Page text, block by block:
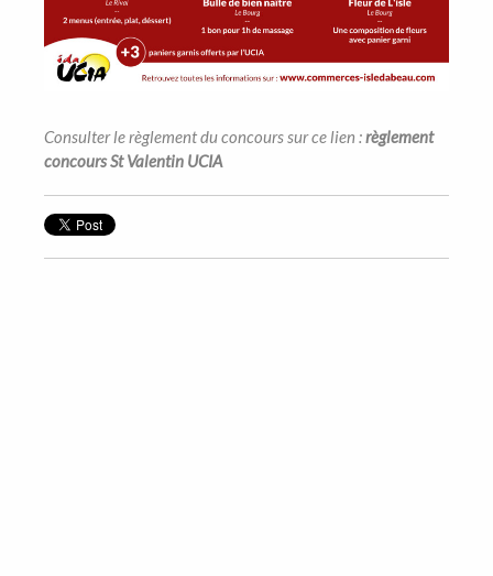
Consulter le règlement du concours sur ce lien :règlement
concours St Valentin UCIA